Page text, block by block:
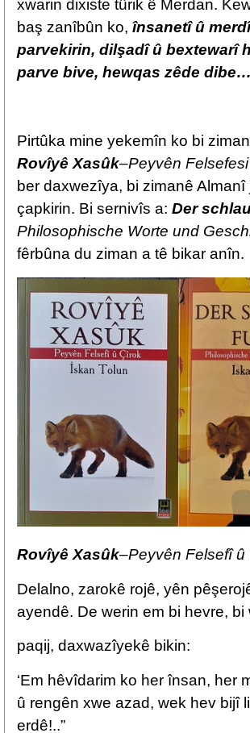
xwarin dixiste tûrik ê Merdan.
baş zanîbûn ko, însanetî û
parvekirin, dilşadî û bextewarî
parve bive, hewqas zêde dibe…
Pirtûka mine yekemîn ko bi
Rovîyê Xasûk–Peyvên
ber daxwezîya, bi zimanê Almanî
çapkirin. Bi sernivîs a: Der
Philosophische Worte und
fêrbûna du ziman a tê bikar anîn.
Rovîyê Xasûk–Peyvên Felsefî û
Delalno, zarokê rojê, yên
ayendê. De werin em bi hevre, bi
paqij, daxwazîyekê bikin:
‘Em hêvîdarim ko her însan, her
û rengên xwe azad, wek hev bijî
erdê!..”